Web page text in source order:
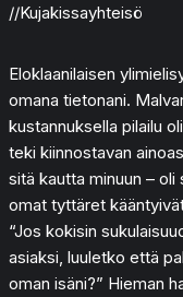
//Kujakissayhteisö
Eloklaanilaisen
omana tietonani.
kustannuksella pilailu
teki kiinnostavan
sitä kautta minuun –
omat tyttäret
“Jos kokisin
asiaksi, luuletko että
oman isäni?” Hieman